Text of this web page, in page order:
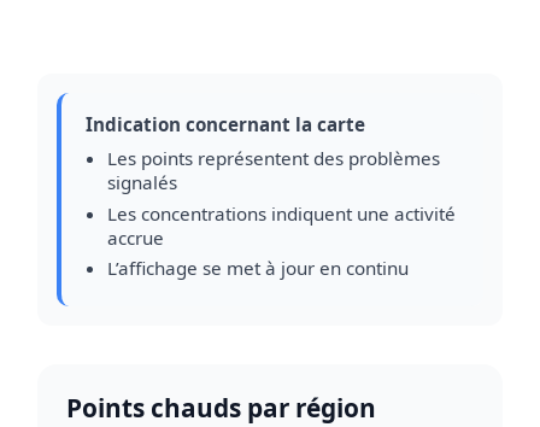
Indication concernant la carte
Les points représentent des problèmes
signalés
Les concentrations indiquent une activité
accrue
L’affichage se met à jour en continu
Points chauds par région